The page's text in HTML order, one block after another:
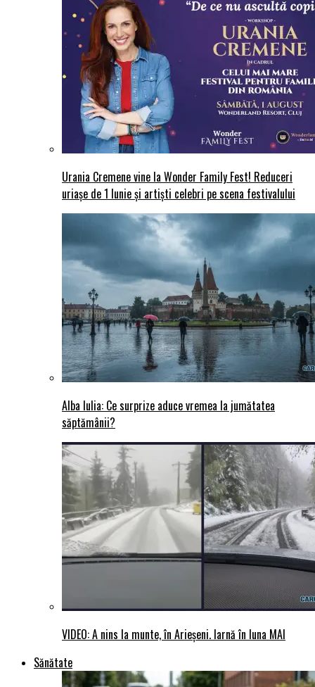
Urania Cremene vine la Wonder Family Fest! Reduceri
uriașe de 1 Iunie și artiști celebri pe scena festivalului
Alba Iulia: Ce surprize aduce vremea la jumătatea
săptămânii?
VIDEO: A nins la munte, în Arieșeni. Iarnă în luna MAI
Sănătate